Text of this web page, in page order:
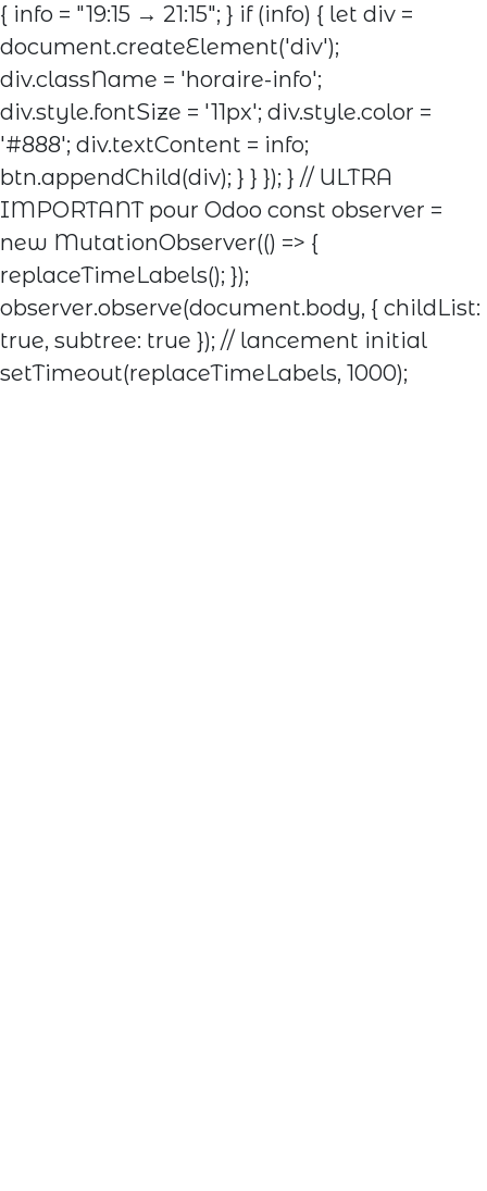
{ info = "19:15 → 21:15"; } if (info) { let div =
document.createElement('div');
div.className = 'horaire-info';
div.style.fontSize = '11px'; div.style.color =
'#888'; div.textContent = info;
btn.appendChild(div); } } }); } // ULTRA
IMPORTANT pour Odoo const observer =
new MutationObserver(() => {
replaceTimeLabels(); });
observer.observe(document.body, { childList:
true, subtree: true }); // lancement initial
setTimeout(replaceTimeLabels, 1000);